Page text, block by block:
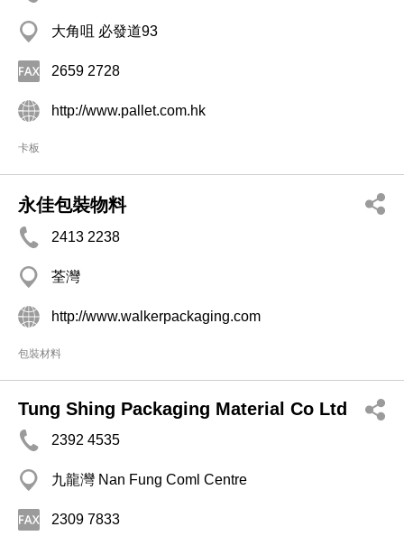
大角咀 必發道93
2659 2728
http://www.pallet.com.hk
卡板
永佳包裝物料
2413 2238
荃灣
http://www.walkerpackaging.com
包裝材料
Tung Shing Packaging Material Co Ltd
2392 4535
九龍灣 Nan Fung Coml Centre
2309 7833